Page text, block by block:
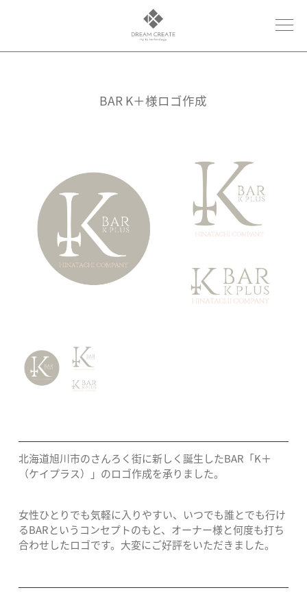
BAR K＋様ロゴ作成
北海道旭川市のさんろく街に新しく誕生したBAR「K＋
（ケイプラス）」のロゴ作成を承りました。
女性ひとりでも気軽に入りやすい、いつでも誰とでも行け
るBARというコンセプトのもと、オーナー様と何度も打ち
合わせしたロゴです。大変にご好評をいただきました。